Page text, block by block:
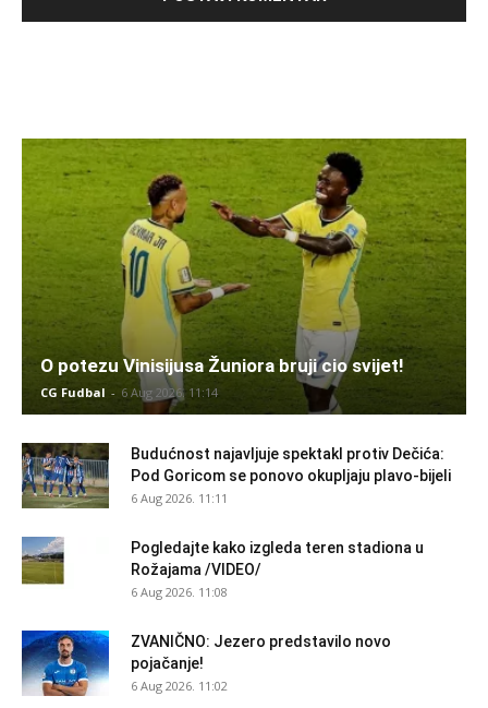
O potezu Vinisijusa Žuniora bruji cio svijet!
CG Fudbal - 6 Aug 2026. 11:14
Budućnost najavljuje spektakl protiv Dečića:
Pod Goricom se ponovo okupljaju plavo-bijeli
6 Aug 2026. 11:11
Pogledajte kako izgleda teren stadiona u
Rožajama /VIDEO/
6 Aug 2026. 11:08
ZVANIČNO: Jezero predstavilo novo
pojačanje!
6 Aug 2026. 11:02